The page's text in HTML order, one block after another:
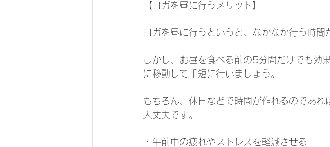
【ヨガを昼に行うメリット】
ヨガを昼に行うというと、なかなか行う時間
しかし、お昼を食べる前の5分間だけでも効
に移動して手短に行いましょう。
もちろん、休日などで時間が作れるのであ
大丈夫です。
・午前中の疲れやストレスを軽減させる